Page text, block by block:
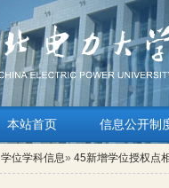
本站首页 信息公开制
学位学科信息» 45新增学位授权点